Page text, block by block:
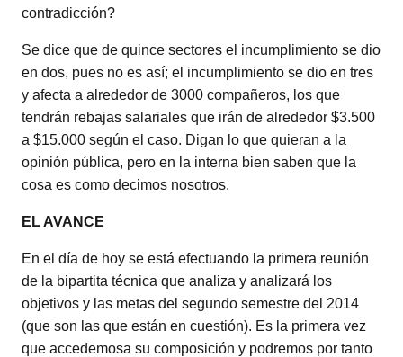
contradicción?
Se dice que de quince sectores el incumplimiento se dio
en dos, pues no es así; el incumplimiento se dio en tres
y afecta a alrededor de 3000 compañeros, los que
tendrán rebajas salariales que irán de alrededor $3.500
a $15.000 según el caso. Digan lo que quieran a la
opinión pública, pero en la interna bien saben que la
cosa es como decimos nosotros.
EL AVANCE
En el día de hoy se está efectuando la primera reunión
de la bipartita técnica que analiza y analizará los
objetivos y las metas del segundo semestre del 2014
(que son las que están en cuestión). Es la primera vez
que accedemosa su composición y podremos por tanto